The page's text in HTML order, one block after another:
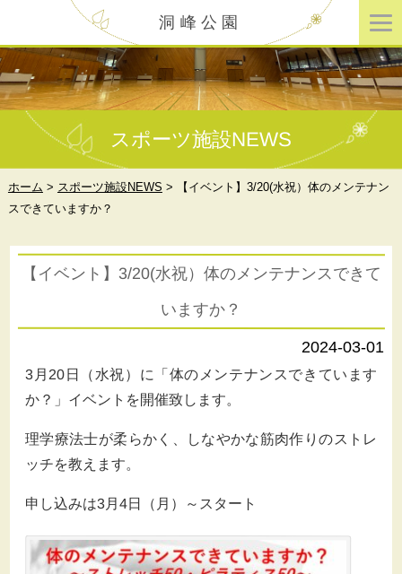
洞峰公園
スポーツ施設NEWS
ホーム > スポーツ施設NEWS >
【イベント】3/20(水祝）体のメンテナン
スできていますか？
【イベント】3/20(水祝）体のメンテナンスできて
いますか？
2024-03-01
3月20日（水祝）に「体のメンテナンスできています
か？」イベントを開催致します。
理学療法士が柔らかく、しなやかな筋肉作りのストレ
ッチを教えます。
申し込みは3月4日（月）～スタート